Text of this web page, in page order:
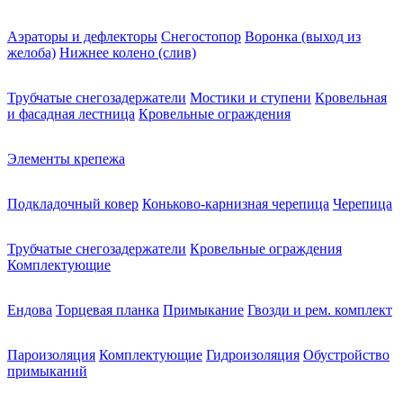
Аэраторы и дефлекторы Снегостопор Воронка (выход из
желоба) Нижнее колено (слив)
Трубчатые снегозадержатели Мостики и ступени Кровельная
и фасадная лестница Кровельные ограждения
Элементы крепежа
Подкладочный ковер Коньково-карнизная черепица Черепица
Трубчатые снегозадержатели Кровельные ограждения
Комплектующие
Ендова Торцевая планка Примыкание Гвозди и рем. комплект
Пароизоляция Комплектующие Гидроизоляция Обустройство
примыканий